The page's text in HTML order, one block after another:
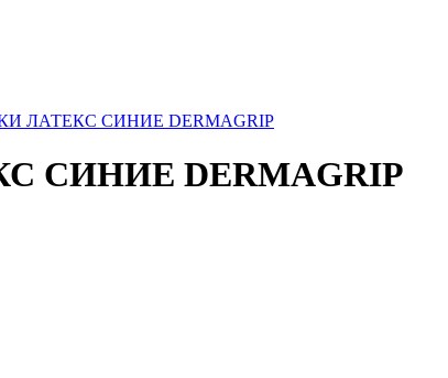
ЛАТЕКС СИНИЕ DERMAGRIP
СИНИЕ DERMAGRIP